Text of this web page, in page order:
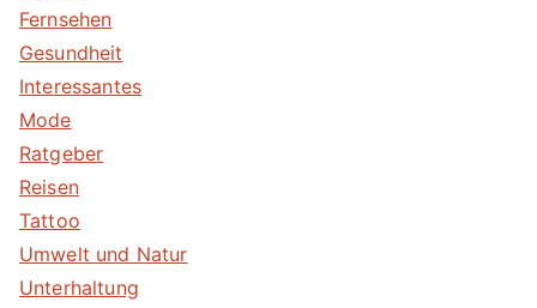
Fernsehen
Gesundheit
Interessantes
Mode
Ratgeber
Reisen
Tattoo
Umwelt und Natur
Unterhaltung